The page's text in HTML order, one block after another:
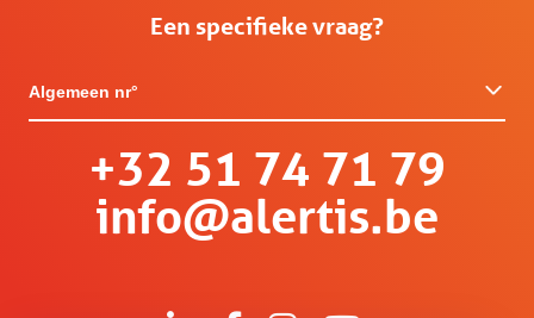
Een specifieke vraag?
Algemeen nr°
+32 51 74 71 79
info@alertis.be